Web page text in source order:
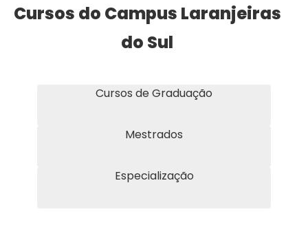
Cursos do Campus Laranjeiras
do Sul
Cursos de Graduação
Mestrados
Especialização